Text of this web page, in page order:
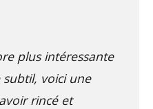
plus intéressante
voici une
rincé et